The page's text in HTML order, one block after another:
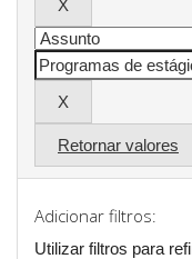
Retornar valores
Adicionar filtros:
Utilizar filtros para